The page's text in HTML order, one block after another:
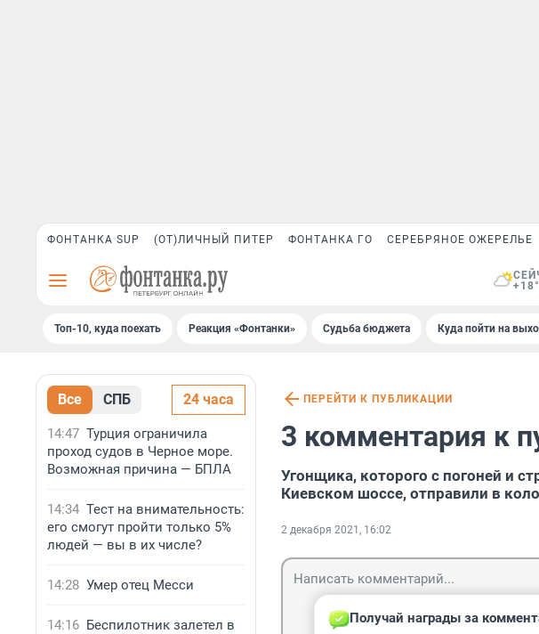
ФОНТАНКА SUP (ОТ)ЛИЧНЫЙ ПИТЕР ФОНТАНКА ГО СЕРЕБРЯНОЕ ОЖЕРЕЛЬЕ
Топ-10, куда поехать Реакция «Фонтанки» Судьба бюджета Куда пойти на
Все СПБ 24 часа
14:47 Турция ограничила
проход судов в Черное море.
Возможная причина — БПЛА
14:34 Тест на внимательность:
его смогут пройти только 5%
людей — вы в их числе?
14:28 Умер отец Месси
14:16 Беспилотник залетел в
ПЕРЕЙТИ К ПУБЛИКАЦИИ
3 комментария к
Угонщика, которого с погоней и
Киевском шоссе, отправили в
2 декабря 2021, 16:02
Получай награды за